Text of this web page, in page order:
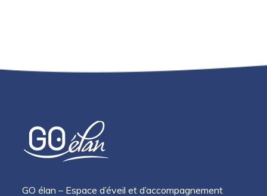
GO élan – Espace d’éveil et d’accompagnement